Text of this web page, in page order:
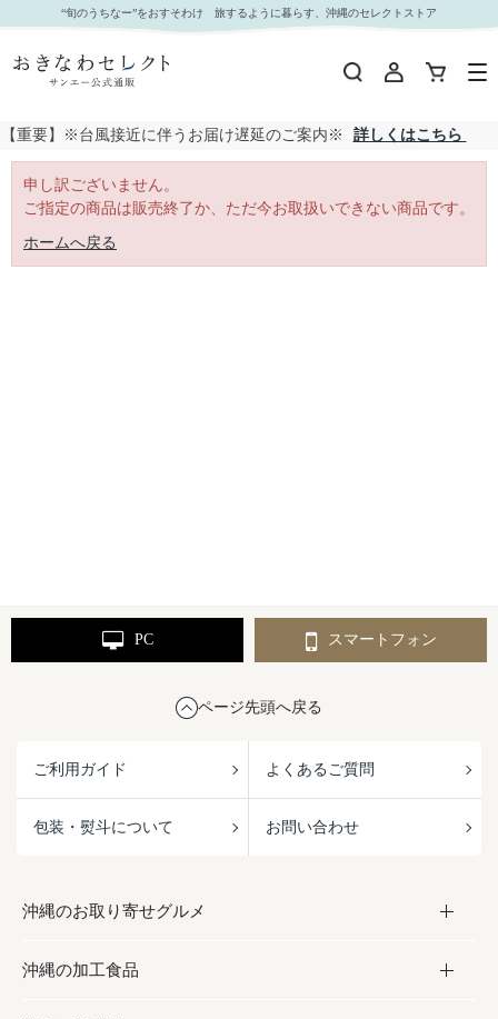
｜おきなわセレクト サンエー公式通販
“旬のうちなー”をおすそわけ 旅するように暮らす、沖縄のセレクトストア
【重要】※台風接近に伴うお届け遅延のご案内※ 詳しくはこちら
申し訳ございません。
ご指定の商品は販売終了か、ただ今お取扱いできない商品です。
ホームへ戻る
PC スマートフォン
ページ先頭へ戻る
ご利用ガイド よくあるご質問
包装・熨斗について お問い合わせ
沖縄のお取り寄せグルメ
お取り寄せグルメ
沖縄の加工食品